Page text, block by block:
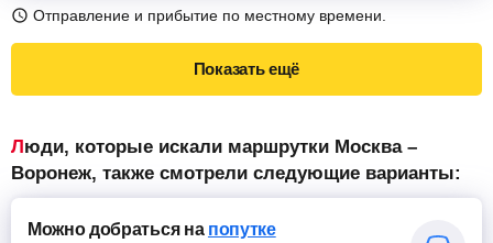
Отправление и прибытие по местному времени.
Показать ещё
Люди, которые искали маршрутки Москва –
Воронеж, также смотрели следующие варианты:
Можно добратьсяна попутке